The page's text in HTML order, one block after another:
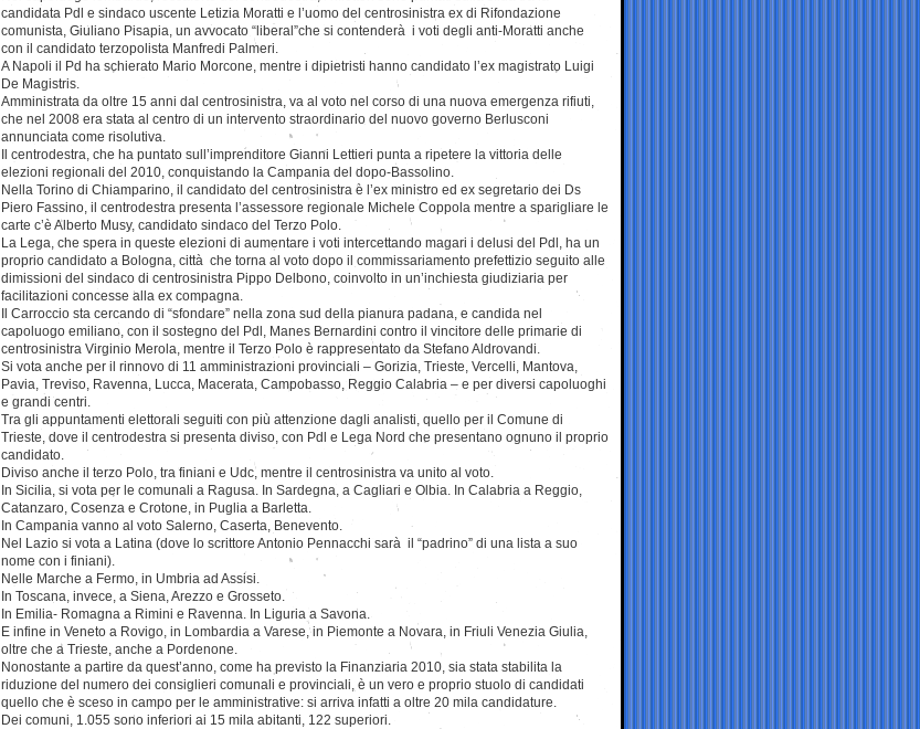
candidata Pdl e sindaco uscente Letizia Moratti e l’uomo del centrosinistra ex di Rifondazione
comunista, Giuliano Pisapia, un avvocato “liberal”che si contenderà i voti degli anti-Moratti anche
con il candidato terzopolista Manfredi Palmeri.
A Napoli il Pd ha schierato Mario Morcone, mentre i dipietristi hanno candidato l’ex magistrato Luigi
De Magistris.
Amministrata da oltre 15 anni dal centrosinistra, va al voto nel corso di una nuova emergenza rifiuti,
che nel 2008 era stata al centro di un intervento straordinario del nuovo governo Berlusconi
annunciata come risolutiva.
Il centrodestra, che ha puntato sull’imprenditore Gianni Lettieri punta a ripetere la vittoria delle
elezioni regionali del 2010, conquistando la Campania del dopo-Bassolino.
Nella Torino di Chiamparino, il candidato del centrosinistra è l’ex ministro ed ex segretario dei Ds
Piero Fassino, il centrodestra presenta l’assessore regionale Michele Coppola mentre a sparigliare le
carte c’è Alberto Musy, candidato sindaco del Terzo Polo.
La Lega, che spera in queste elezioni di aumentare i voti intercettando magari i delusi del Pdl, ha un
proprio candidato a Bologna, città che torna al voto dopo il commissariamento prefettizio seguito alle
dimissioni del sindaco di centrosinistra Pippo Delbono, coinvolto in un’inchiesta giudiziaria per
facilitazioni concesse alla ex compagna.
Il Carroccio sta cercando di “sfondare” nella zona sud della pianura padana, e candida nel
capoluogo emiliano, con il sostegno del Pdl, Manes Bernardini contro il vincitore delle primarie di
centrosinistra Virginio Merola, mentre il Terzo Polo è rappresentato da Stefano Aldrovandi.
Si vota anche per il rinnovo di 11 amministrazioni provinciali – Gorizia, Trieste, Vercelli, Mantova,
Pavia, Treviso, Ravenna, Lucca, Macerata, Campobasso, Reggio Calabria – e per diversi capoluoghi
e grandi centri.
Tra gli appuntamenti elettorali seguiti con più attenzione dagli analisti, quello per il Comune di
Trieste, dove il centrodestra si presenta diviso, con Pdl e Lega Nord che presentano ognuno il proprio
candidato.
Diviso anche il terzo Polo, tra finiani e Udc, mentre il centrosinistra va unito al voto.
In Sicilia, si vota per le comunali a Ragusa. In Sardegna, a Cagliari e Olbia. In Calabria a Reggio,
Catanzaro, Cosenza e Crotone, in Puglia a Barletta.
In Campania vanno al voto Salerno, Caserta, Benevento.
Nel Lazio si vota a Latina (dove lo scrittore Antonio Pennacchi sarà il “padrino” di una lista a suo
nome con i finiani).
Nelle Marche a Fermo, in Umbria ad Assisi.
In Toscana, invece, a Siena, Arezzo e Grosseto.
In Emilia- Romagna a Rimini e Ravenna. In Liguria a Savona.
E infine in Veneto a Rovigo, in Lombardia a Varese, in Piemonte a Novara, in Friuli Venezia Giulia,
oltre che a Trieste, anche a Pordenone.
Nonostante a partire da quest’anno, come ha previsto la Finanziaria 2010, sia stata stabilita la
riduzione del numero dei consiglieri comunali e provinciali, è un vero e proprio stuolo di candidati
quello che è sceso in campo per le amministrative: si arriva infatti a oltre 20 mila candidature.
Dei comuni, 1.055 sono inferiori ai 15 mila abitanti, 122 superiori.